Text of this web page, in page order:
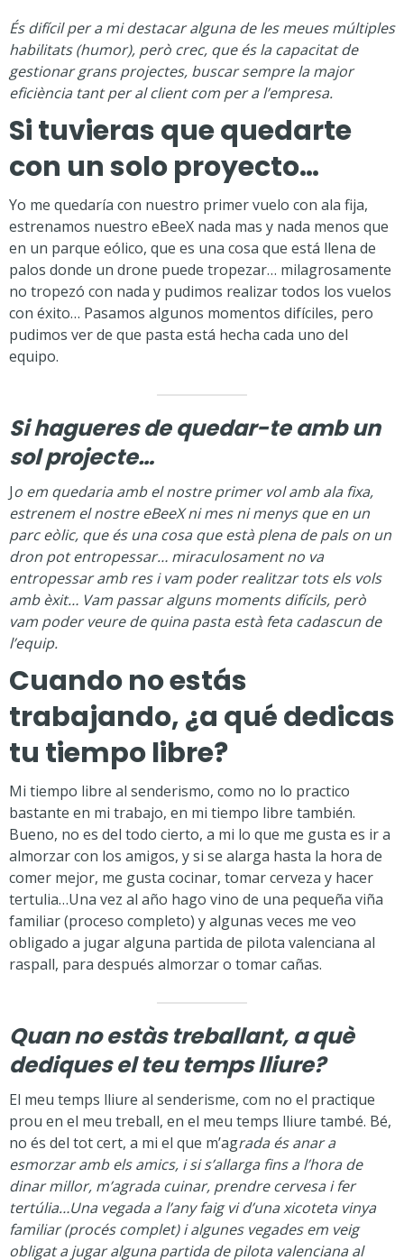
És difícil per a mi destacar alguna de les meues múltiples
habilitats (humor), però crec, que és la capacitat de
gestionar grans projectes, buscar sempre la major
eficiència tant per al client com per a l’empresa.
Si tuvieras que quedarte
con un solo proyecto…
Yo me quedaría con nuestro primer vuelo con ala fija,
estrenamos nuestro eBeeX nada mas y nada menos que
en un parque eólico, que es una cosa que está llena de
palos donde un drone puede tropezar… milagrosamente
no tropezó con nada y pudimos realizar todos los vuelos
con éxito… Pasamos algunos momentos difíciles, pero
pudimos ver de que pasta está hecha cada uno del
equipo.
Si hagueres de quedar-te amb un
sol projecte…
Jo em quedaria amb el nostre primer vol amb ala fixa,
estrenem el nostre eBeeX ni mes ni menys que en un
parc eòlic, que és una cosa que està plena de pals on un
dron pot entropessar… miraculosament no va
entropessar amb res i vam poder realitzar tots els vols
amb èxit… Vam passar alguns moments difícils, però
vam poder veure de quina pasta està feta cadascun de
l’equip.
Cuando no estás
trabajando, ¿a qué dedicas
tu tiempo libre?
Mi tiempo libre al senderismo, como no lo practico
bastante en mi trabajo, en mi tiempo libre también.
Bueno, no es del todo cierto, a mi lo que me gusta es ir a
almorzar con los amigos, y si se alarga hasta la hora de
comer mejor, me gusta cocinar, tomar cerveza y hacer
tertulia…Una vez al año hago vino de una pequeña viña
familiar (proceso completo) y algunas veces me veo
obligado a jugar alguna partida de pilota valenciana al
raspall, para después almorzar o tomar cañas.
Quan no estàs treballant, a què
dediques el teu temps lliure?
El meu temps lliure al senderisme, com no el practique
prou en el meu treball, en el meu temps lliure també. Bé,
no és del tot cert, a mi el que m’agrada és anar a
esmorzar amb els amics, i si s’allarga fins a l’hora de
dinar millor, m’agrada cuinar, prendre cervesa i fer
tertúlia…Una vegada a l’any faig vi d’una xicoteta vinya
familiar (procés complet) i algunes vegades em veig
obligat a jugar alguna partida de pilota valenciana al